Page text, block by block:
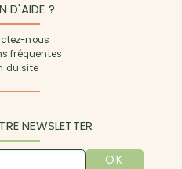
D'AIDE ?
nous
fréquentes
du site
NEWSLETTER
OK